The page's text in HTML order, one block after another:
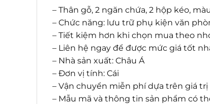
– Thân gỗ, 2 ngăn chứa, 2 hộp kéo,
– Chức năng: lưu trữ phụ kiện văn
– Tiết kiệm hơn khi chọn mua theo
– Liên hệ ngay để được mức giá tốt
– Nhà sản xuất: Châu Á
– Đơn vị tính: Cái
– Vận chuyển miễn phí dựa trên giá
– Mẫu mã và thông tin sản phẩm có